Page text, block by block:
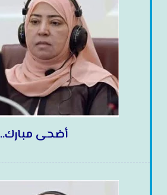
أضحى مبارك..